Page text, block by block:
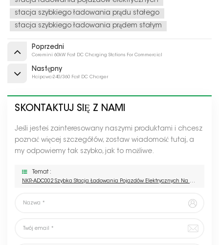
stacja szybkiego ładowania prądu stałego
stacja szybkiego ładowania prądem stałym
Poprzedni
Coremini 60kW Fast DC Charging Stations For Commercial
Następny
Haipawa-240/360 Fast DC Charger
SKONTAKTUJ SIĘ Z NAMI
Jeśli jesteś zainteresowany naszymi produktami i chcesz
poznać więcej szczegółów, zostaw wiadomość tutaj, a
my odpowiemy tak szybko, jak to możliwe.
Temat :
NKR-ADC002 Szybka Stacja Ładowania Pojazdów Elektrycznych Na Prąd Stały